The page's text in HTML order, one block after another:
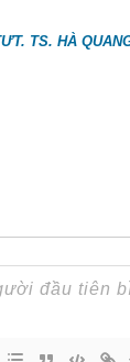
TS. HÀ